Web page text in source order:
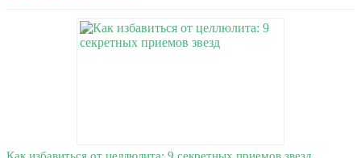
Как избавиться от целлюлита: 9 секретных приемов звезд